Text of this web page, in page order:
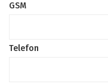
GSM
Telefon